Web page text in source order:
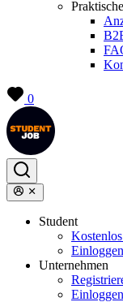
0
Student
Einloggen
Unternehmen
Einloggen